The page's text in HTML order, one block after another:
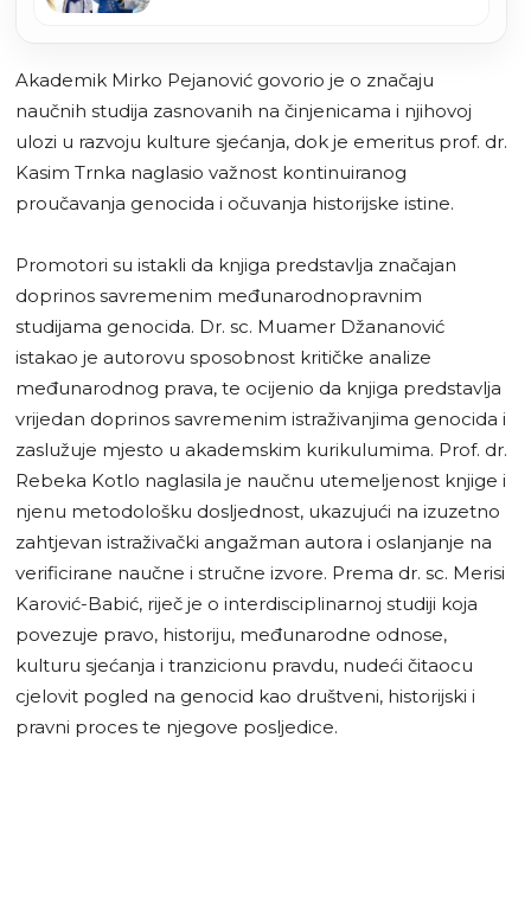
Akademik Mirko Pejanović govorio je o značaju
naučnih studija zasnovanih na činjenicama i njihovoj
ulozi u razvoju kulture sjećanja, dok je emeritus prof. dr.
Kasim Trnka naglasio važnost kontinuiranog
proučavanja genocida i očuvanja historijske istine.
Promotori su istakli da knjiga predstavlja značajan
doprinos savremenim međunarodnopravnim
studijama genocida. Dr. sc. Muamer Džananović
istakao je autorovu sposobnost kritičke analize
međunarodnog prava, te ocijenio da knjiga predstavlja
vrijedan doprinos savremenim istraživanjima genocida i
zaslužuje mjesto u akademskim kurikulumima. Prof. dr.
Rebeka Kotlo naglasila je naučnu utemeljenost knjige i
njenu metodološku dosljednost, ukazujući na izuzetno
zahtjevan istraživački angažman autora i oslanjanje na
verificirane naučne i stručne izvore. Prema dr. sc. Merisi
Karović-Babić, riječ je o interdisciplinarnoj studiji koja
povezuje pravo, historiju, međunarodne odnose,
kulturu sjećanja i tranzicionu pravdu, nudeći čitaocu
cjelovit pogled na genocid kao društveni, historijski i
pravni proces te njegove posljedice.